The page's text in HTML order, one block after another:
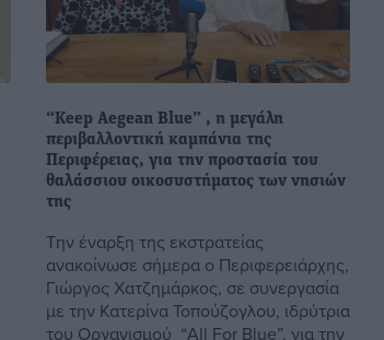
“Keep Aegean Blue” , η μεγάλη
περιβαλλοντική καμπάνια της
Περιφέρειας, για την προστασία του
θαλάσσιου οικοσυστήματος των νησιών
της
Την έναρξη της εκστρατείας
ανακοίνωσε σήμερα ο Περιφερειάρχης,
Γιώργος Χατζημάρκος, σε συνεργασία
με την Κατερίνα Τοπούζογλου, ιδρύτρια
του Οργανισμού “All For Blue”, για την